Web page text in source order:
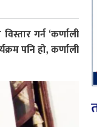
गर्न ‘कर्णाली
पनि हो, कर्णाली